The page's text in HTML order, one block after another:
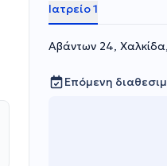
Ιατρείο 1
Αβάντων 24,
Επόμενη